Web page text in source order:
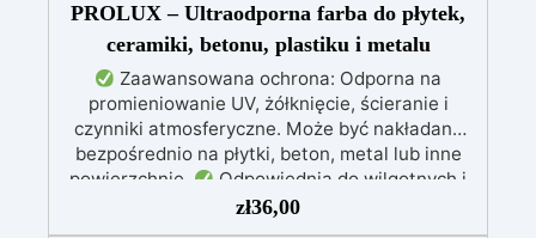
PROLUX – Ultraodporna farba do płytek,
ceramiki, betonu, plastiku i metalu
Zaawansowana ochrona: Odporna na
promieniowanie UV, żółknięcie, ścieranie i
czynniki atmosferyczne. Może być nakładana
bezpośrednio na płytki, beton, metal lub inne
powierzchnie.
Odpowiednia do wilgotnych i
intensywnie użytkowanych miejsc: Specjalna
formuła, idealna do środowisk wymagających
zł36,00